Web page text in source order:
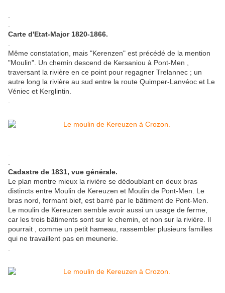
Carte d'Etat-Major 1820-1866.
Même constatation, mais "Kerenzen" est précédé de la mention
"Moulin". Un chemin descend de Kersaniou à Pont-Men ,
traversant la rivière en ce point pour regagner Trelannec ; un
autre long la rivière au sud entre la route Quimper-Lanvéoc et Le
Véniec et Kerglintin.
Cadastre de 1831, vue générale.
Le plan montre mieux la rivière se dédoublant en deux bras
distincts entre Moulin de Kereuzen et Moulin de Pont-Men. Le
bras nord, formant bief, est barré par le bâtiment de Pont-Men.
Le moulin de Kereuzen semble avoir aussi un usage de ferme,
car les trois bâtiments sont sur le chemin, et non sur la rivière. Il
pourrait , comme un petit hameau, rassembler plusieurs familles
qui ne travaillent pas en meunerie.